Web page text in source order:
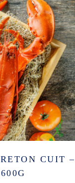
CUIT –